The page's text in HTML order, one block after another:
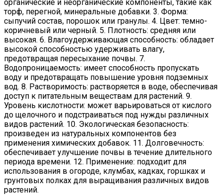
органические и неорганические компоненты, такие как
торф, перегной, минеральные добавки. 3. Форма:
сыпучий состав, порошок или гранулы. 4. Цвет: темно-
коричневый или черный. 5. Плотность: средняя или
высокая. 6. Влагоудерживающая способность: обладает
высокой способностью удерживать влагу,
предотвращая пересыхание почвы. 7.
Водопроницаемость: имеет способность пропускать
воду и предотвращать повышение уровня подземных
вод. 8. Растворимость: растворяется в воде, обеспечивая
доступ к питательным веществам для растений. 9.
Уровень кислотности: может варьироваться от кислого
до щелочного и подстраиваться под нужды различных
видов растений. 10. Экологическая безопасность:
произведен из натуральных компонентов без
применения химических добавок. 11. Долговечность:
обеспечивает улучшение почвы в течение длительного
периода времени. 12. Применение: подходит для
использования в огороде, клумбах, кадках, горшках и
грунтовых полках для выращивания различных видов
растений.